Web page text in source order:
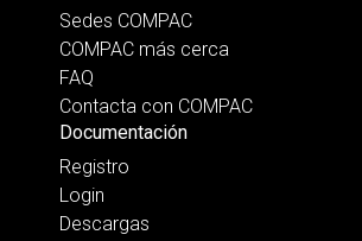
Sedes COMPAC
COMPAC más cerca
FAQ
Contacta con COMPAC
Documentación
Registro
Login
Descargas